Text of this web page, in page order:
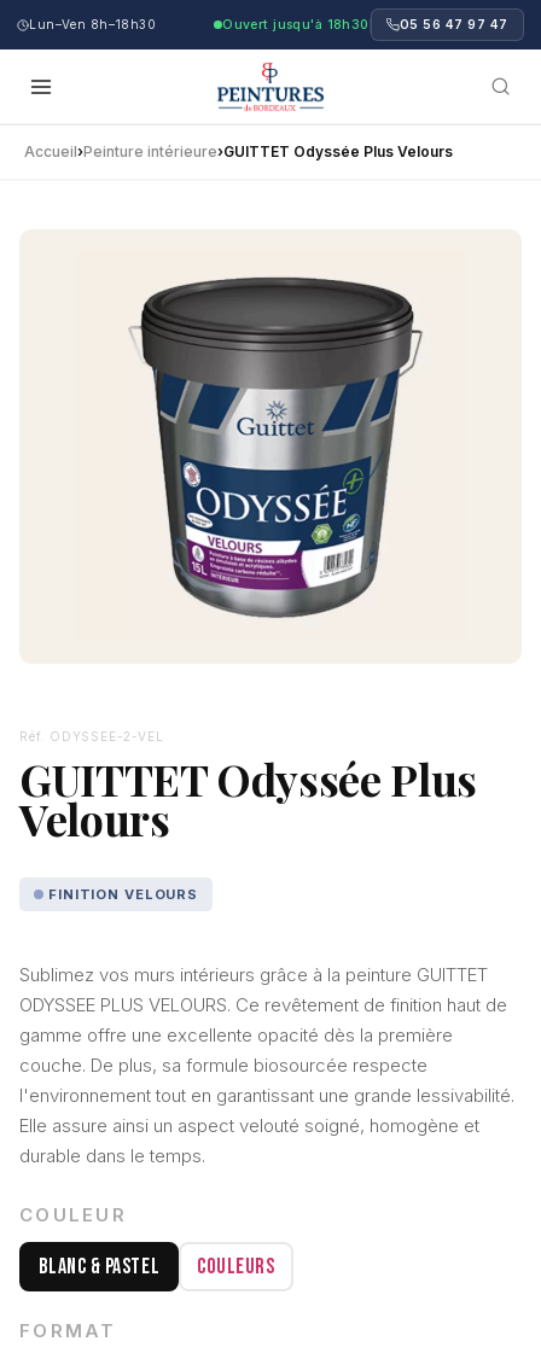
Lun–Ven 8h–18h30 Ouvert jusqu'à 18h30 05 56 47 97 47
Accueil›Peinture intérieure›GUITTET Odyssée Plus Velours
Réf. ODYSSEE-2-VEL
GUITTET Odyssée Plus
Velours
FINITION VELOURS
Sublimez vos murs intérieurs grâce à la peinture GUITTET
ODYSSEE PLUS VELOURS. Ce revêtement de finition haut de
gamme offre une excellente opacité dès la première
couche. De plus, sa formule biosourcée respecte
l'environnement tout en garantissant une grande lessivabilité.
Elle assure ainsi un aspect velouté soigné, homogène et
durable dans le temps.
COULEUR
Blanc & Pastel Couleurs
FORMAT